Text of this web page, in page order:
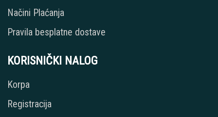
Načini Plaćanja
Pravila besplatne dostave
KORISNIČKI NALOG
Korpa
Registracija